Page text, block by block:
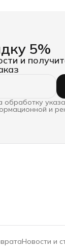
5%
и
обработку
и
Новости и